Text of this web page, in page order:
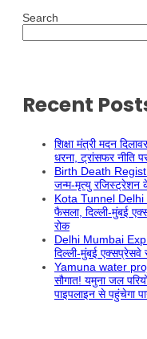
Search
Recent
शिक्षा मंत्री मदन
धरना, ट्रांसफर नीति
Birth Death
जन्म-मृत्यु रजिस्ट्रेशन
Kota Tunnel Delhi
फैसला, दिल्ली-मुंबई
रोक
Delhi Mumbai
दिल्ली-मुंबई एक्सप्रेसवे
Yamuna water
सौगात! यमुना जल
पाइपलाइन से पहुंचेगा